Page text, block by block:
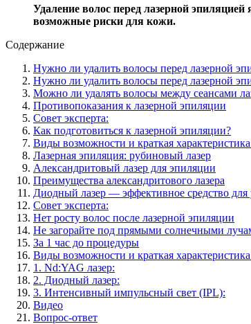
Удаление волос перед лазерной
возможные риски для кожи.
Содержание
Нужно ли удалить волосы перед лазерной
Нужно ли удалить волосы перед лазерной
Можно ли удалять волосы между сеансами
Противопоказания к лазерной эпиляции
Совет эксперта:
Как подготовиться к лазерной эпиляции?
Виды возможности и краткая
Лазерная эпиляция: рубиновый лазер
Александритовый лазер для эпиляции
Преимущества александритового лазера
Диодный лазер — эффективное средство для
Совет эксперта:
Нет росту волос после лазерной эпиляции
Не загорайте под прямыми солнечными
За 1 час до процедуры
Виды возможности и краткая
1. Nd:YAG лазер:
2. Диодный лазер:
3. Интенсивный импульсный свет (IPL):
Видео
Вопрос-ответ